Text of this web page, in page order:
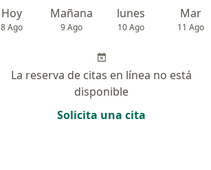
Hoy
8 Ago
Mañana
9 Ago
lunes
10 Ago
Mar
11 Ago
La reserva de citas en línea no está
disponible
Solicita una cita